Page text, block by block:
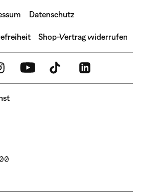
Datenschutz
Shop-Vertrag widerrufen